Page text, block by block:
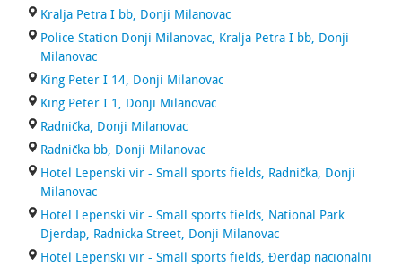
Kralja Petra I bb, Donji Milanovac
Police Station Donji Milanovac, Kralja Petra I bb, Donji
Milanovac
King Peter I 14, Donji Milanovac
King Peter I 1, Donji Milanovac
Radnička, Donji Milanovac
Radnička bb, Donji Milanovac
Hotel Lepenski vir - Small sports fields, Radnička, Donji
Milanovac
Hotel Lepenski vir - Small sports fields, National Park
Djerdap, Radnicka Street, Donji Milanovac
Hotel Lepenski vir - Small sports fields, Đerdap nacionalni